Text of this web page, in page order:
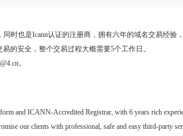
时也是Icann认证的注册商，拥有六年的域名交易经验
的安全，整个交易过程大概需要5个工作日。
。
and ICANN-Accredited Registrar, with 6 years rich
our clients with professional, safe and easy third-party